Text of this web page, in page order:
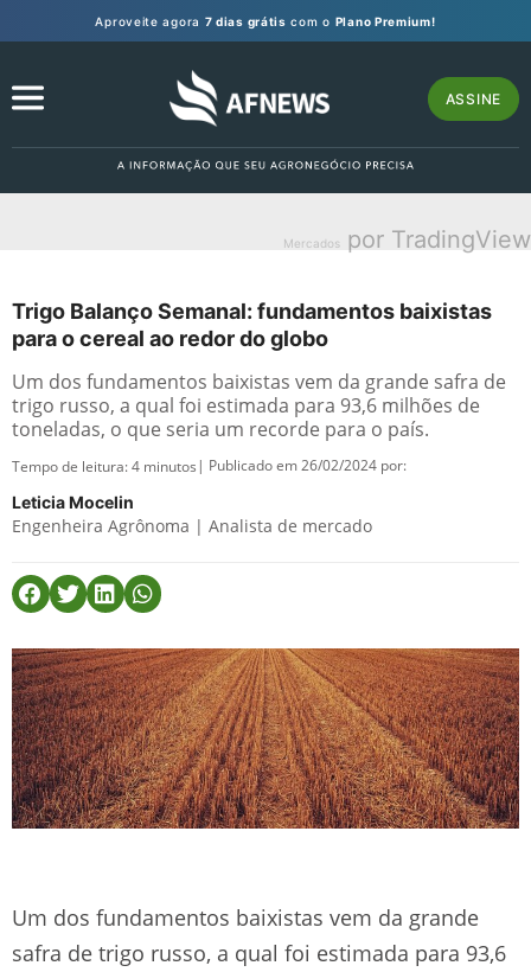
Aproveite agora 7 dias grátis com o Plano Premium!
ASSINE
Mercados por TradingView
Trigo Balanço Semanal: fundamentos baixistas
para o cereal ao redor do globo
Um dos fundamentos baixistas vem da grande safra de
trigo russo, a qual foi estimada para 93,6 milhões de
toneladas, o que seria um recorde para o país.
Tempo de leitura:4 minutos | Publicado em 26/02/2024 por:
Leticia Mocelin
Engenheira Agrônoma | Analista de mercado
Um dos fundamentos baixistas vem da grande
safra de trigo russo, a qual foi estimada para 93,6